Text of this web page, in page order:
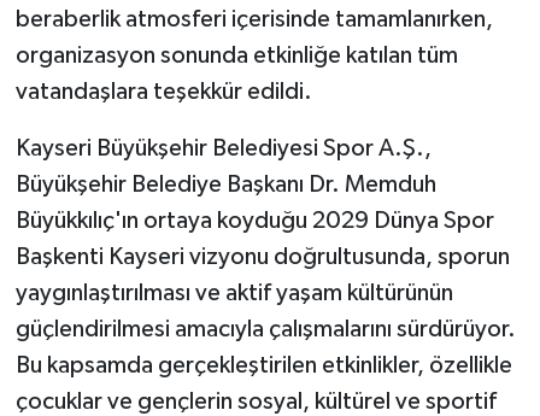
beraberlik atmosferi içerisinde tamamlanırken,
organizasyon sonunda etkinliğe katılan tüm
vatandaşlara teşekkür edildi.
Kayseri Büyükşehir Belediyesi Spor A.Ş.,
Büyükşehir Belediye Başkanı Dr. Memduh
Büyükkılıç'ın ortaya koyduğu 2029 Dünya Spor
Başkenti Kayseri vizyonu doğrultusunda, sporun
yaygınlaştırılması ve aktif yaşam kültürünün
güçlendirilmesi amacıyla çalışmalarını sürdürüyor.
Bu kapsamda gerçekleştirilen etkinlikler, özellikle
çocuklar ve gençlerin sosyal, kültürel ve sportif